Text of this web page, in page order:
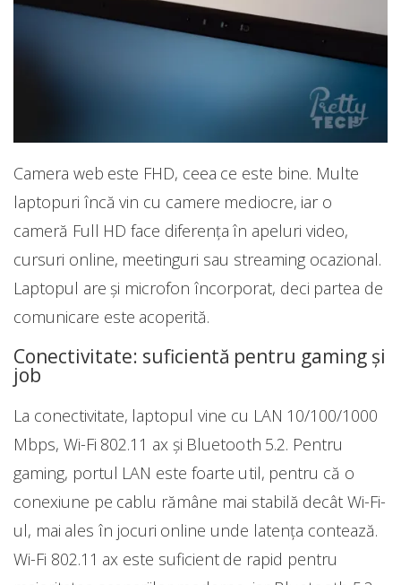
Camera web este FHD, ceea ce este bine. Multe
laptopuri încă vin cu camere mediocre, iar o
cameră Full HD face diferența în apeluri video,
cursuri online, meetinguri sau streaming ocazional.
Laptopul are și microfon încorporat, deci partea de
comunicare este acoperită.
Conectivitate: suficientă pentru gaming și
job
La conectivitate, laptopul vine cu LAN 10/100/1000
Mbps, Wi-Fi 802.11 ax și Bluetooth 5.2. Pentru
gaming, portul LAN este foarte util, pentru că o
conexiune pe cablu rămâne mai stabilă decât Wi-Fi-
ul, mai ales în jocuri online unde latența contează.
Wi-Fi 802.11 ax este suficient de rapid pentru